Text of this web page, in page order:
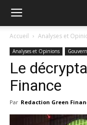
Green
Finance
Accueil Analyses et
Analyses et Opinions
Le
Finance
Par Redaction Green